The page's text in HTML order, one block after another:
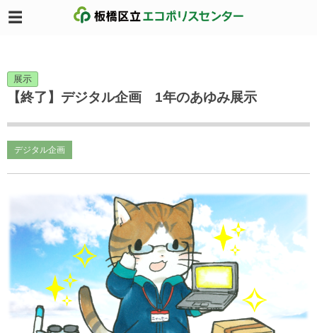
展示
【終了】デジタル企画 1年のあゆみ展示
デジタル企画